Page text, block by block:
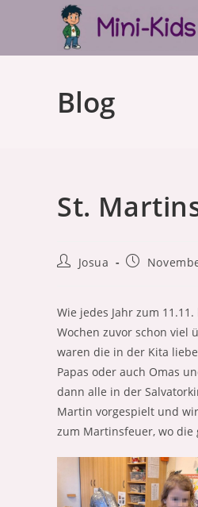
Blog
St.
Beitrags-
Josua
Beitrag
Wie jedes Jahr zum
Wochen zuvor schon viel
waren die in der Kita
Papas oder auch Omas
dann alle in der
Martin vorgespielt und
zum Martinsfeuer, wo die